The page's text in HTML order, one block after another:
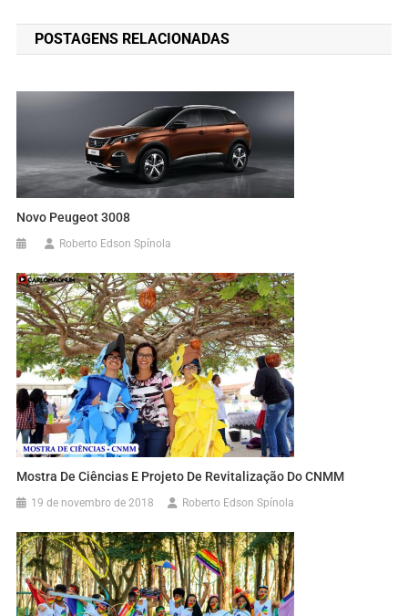
de
Post
POSTAGENS RELACIONADAS
Novo Peugeot 3008
Roberto Edson Spínola
Mostra De Ciências E Projeto De Revitalização Do CNMM
19 de novembro de 2018 Roberto Edson Spínola